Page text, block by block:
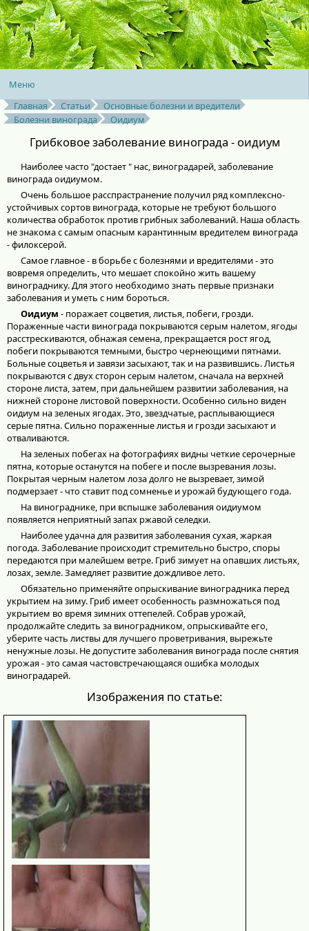
Меню
Главная
Статьи
Основные болезни и вредители
Болезни винограда
Оидиум
Грибковое заболевание винограда - оидиум
Наиболее часто "достает " нас, виноградарей, заболевание
винограда оидиумом.
Очень большое расспрастранение получил ряд комплексно-
устойчивых сортов винограда, которые не требуют большого
количества обработок против грибных заболеваний. Наша область
не знакома с самым опасным карантинным вредителем винограда
- филоксерой.
Самое главное - в борьбе с болезнями и вредителями - это
вовремя определить, что мешает спокойно жить вашему
винограднику. Для этого необходимо знать первые признаки
заболевания и уметь с ним бороться.
Оидиум - поражает соцветия, листья, побеги, грозди.
Пораженные части винограда покрываются серым налетом, ягоды
расстрескиваются, обнажая семена, прекращается рост ягод,
побеги покрываются темными, быстро чернеющими пятнами.
Больные соцветья и завязи засыхают, так и на развившись. Листья
покрываются с двух сторон серым налетом, сначала на верхней
стороне листа, затем, при дальнейшем развитии заболевания, на
нижней стороне листовой поверхности. Особенно сильно виден
оидиум на зеленых ягодах. Это, звездчатые, расплывающиеся
серые пятна. Сильно пораженные листья и грозди засыхают и
отваливаются.
На зеленых побегах на фотографиях видны четкие серочерные
пятна, которые останутся на побеге и после вызревания лозы.
Покрытая черным налетом лоза долго не вызревает, зимой
подмерзает - что ставит под сомненье и урожай будующего года.
На винограднике, при вспышке заболевания оидиумом
появляется неприятный запах ржавой селедки.
Наиболее удачна для развития заболевания сухая, жаркая
погода. Заболевание происходит стремительно быстро, споры
передаются при малейшем ветре. Гриб зимует на опавших листьях,
лозах, земле. Замедляет развитие дождливое лето.
Обязательно применяйте опрыскивание виноградника перед
укрытием на зиму. Гриб имеет особенность размножаться под
укрытием во время зимних оттепелей. Собрав урожай,
продолжайте следить за виноградником, опрыскивайте его,
уберите часть листвы для лучшего проветривания, вырежьте
ненужные лозы. Не допустите заболевания винограда после снятия
урожая - это самая частовстречающаяся ошибка молодых
виноградарей.
Изображения по статье: